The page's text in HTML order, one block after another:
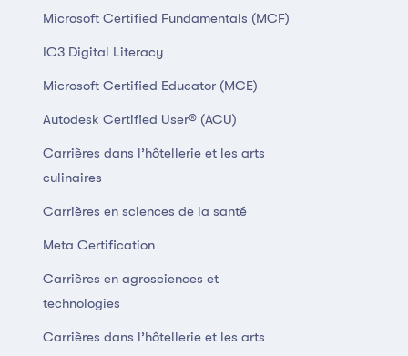
Microsoft Certified Fundamentals (MCF)
IC3 Digital Literacy
Microsoft Certified Educator (MCE)
Autodesk Certified User® (ACU)
Carrières dans l’hôtellerie et les arts
culinaires
Carrières en sciences de la santé
Meta Certification
Carrières en agrosciences et
technologies
Carrières dans l’hôtellerie et les arts